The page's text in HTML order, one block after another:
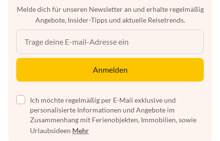
Melde dich für unseren Newsletter an und erhalte regelmäßig
Angebote, Insider-Tipps und aktuelle Reisetrends.
Anmelden
Ich möchte regelmäßig per E-Mail exklusive und
personalisierte Informationen und Angebote im
Zusammenhang mit Ferienobjekten, Immobilien, sowie
Urlaubsideen Mehr